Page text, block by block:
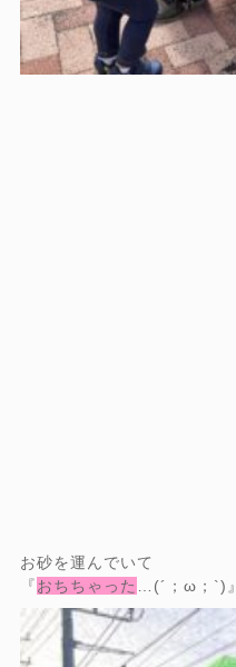
お砂を運んでいて
『おちちゃった …(´；ω；`)』